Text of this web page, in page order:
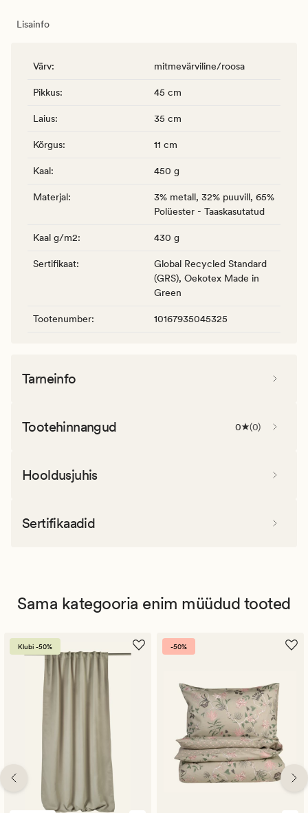
Lisainfo
Värv: mitmevärviline/roosa
Pikkus: 45 cm
Laius: 35 cm
Kõrgus: 11 cm
Kaal: 450 g
Materjal:
3% metall, 32% puuvill, 65%
Polüester - Taaskasutatud
Kaal g/m2: 430 g
Sertifikaat:
Global Recycled Standard
(GRS), Oekotex Made in
Green
Tootenumber: 10167935045325
Tarneinfo
Tootehinnangud 0 (0)
Hooldusjuhis
Sertifikaadid
Sama kategooria enim müüdud tooted
Klubi -50% -50%